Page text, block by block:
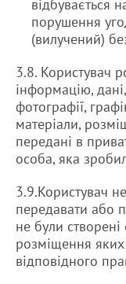
відбувається
порушення
(вилучений)
3.8. Користувач
інформацію,
фотографії,
матеріали,
передані в
особа, яка
3.9.Користувач
передавати або
не були
розміщення
відповідного